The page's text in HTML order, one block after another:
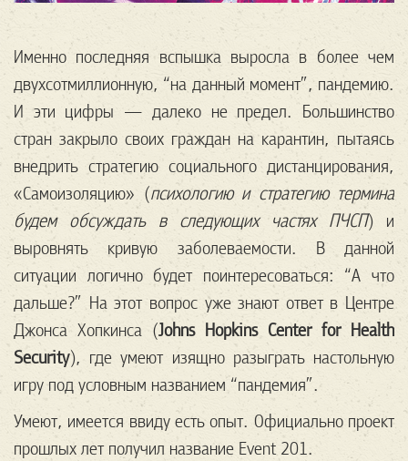
Именно последняя вспышка выросла в более чем
двухсотмиллионную, “на данный момент”, пандемию.
И эти цифры — далеко не предел. Большинство
стран закрыло своих граждан на карантин, пытаясь
внедрить стратегию социального дистанцирования,
«Самоизоляцию» (психологию и стратегию термина
будем обсуждать в следующих частях ПЧСП) и
выровнять кривую заболеваемости. В данной
ситуации логично будет поинтересоваться: “А что
дальше?” На этот вопрос уже знают ответ в Центре
Джонса Хопкинса (Johns Hopkins Center for Health
Security), где умеют изящно разыграть настольную
игру под условным названием “пандемия”.
Умеют, имеется ввиду есть опыт. Официально проект
прошлых лет получил название Event 201.